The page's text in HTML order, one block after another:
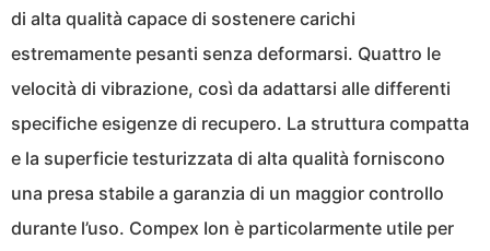
di alta qualità capace di sostenere carichi
estremamente pesanti senza deformarsi. Quattro le
velocità di vibrazione, così da adattarsi alle differenti
specifiche esigenze di recupero. La struttura compatta
e la superficie testurizzata di alta qualità forniscono
una presa stabile a garanzia di un maggior controllo
durante l’uso. Compex Ion è particolarmente utile per